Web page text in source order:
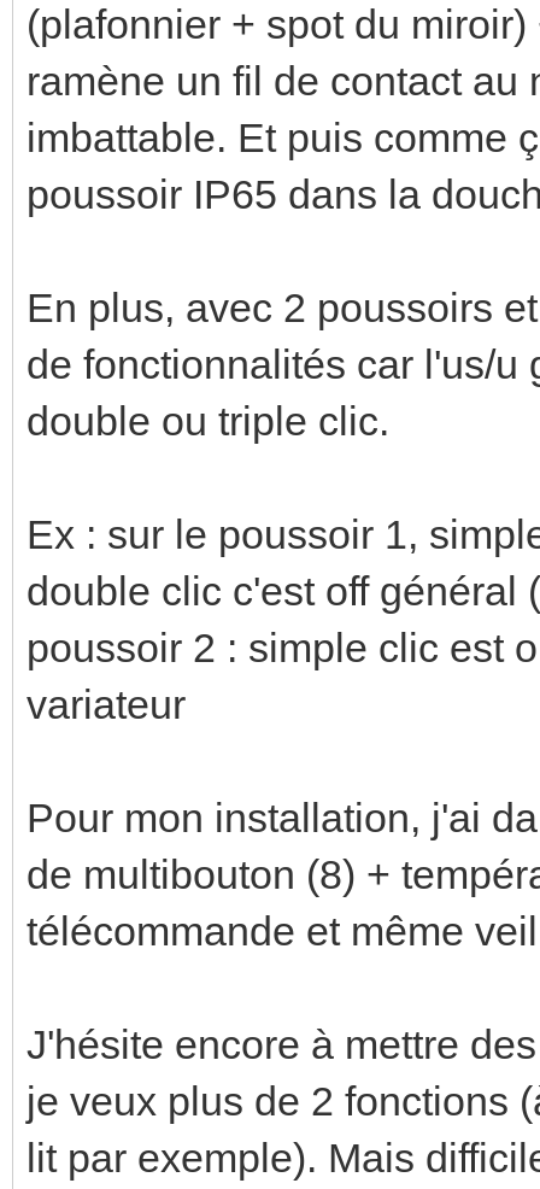
(plafonnier + spot du
ramène un fil de contact
imbattable. Et puis comme
poussoir IP65 dans la
En plus, avec 2 poussoirs
de fonctionnalités car l'us/
double ou triple clic.
Ex : sur le poussoir 1,
double clic c'est off général
poussoir 2 : simple clic est
variateur
Pour mon installation, j'ai
de multibouton (8) +
télécommande et même
J'hésite encore à mettre
je veux plus de 2 fonctions
lit par exemple). Mais